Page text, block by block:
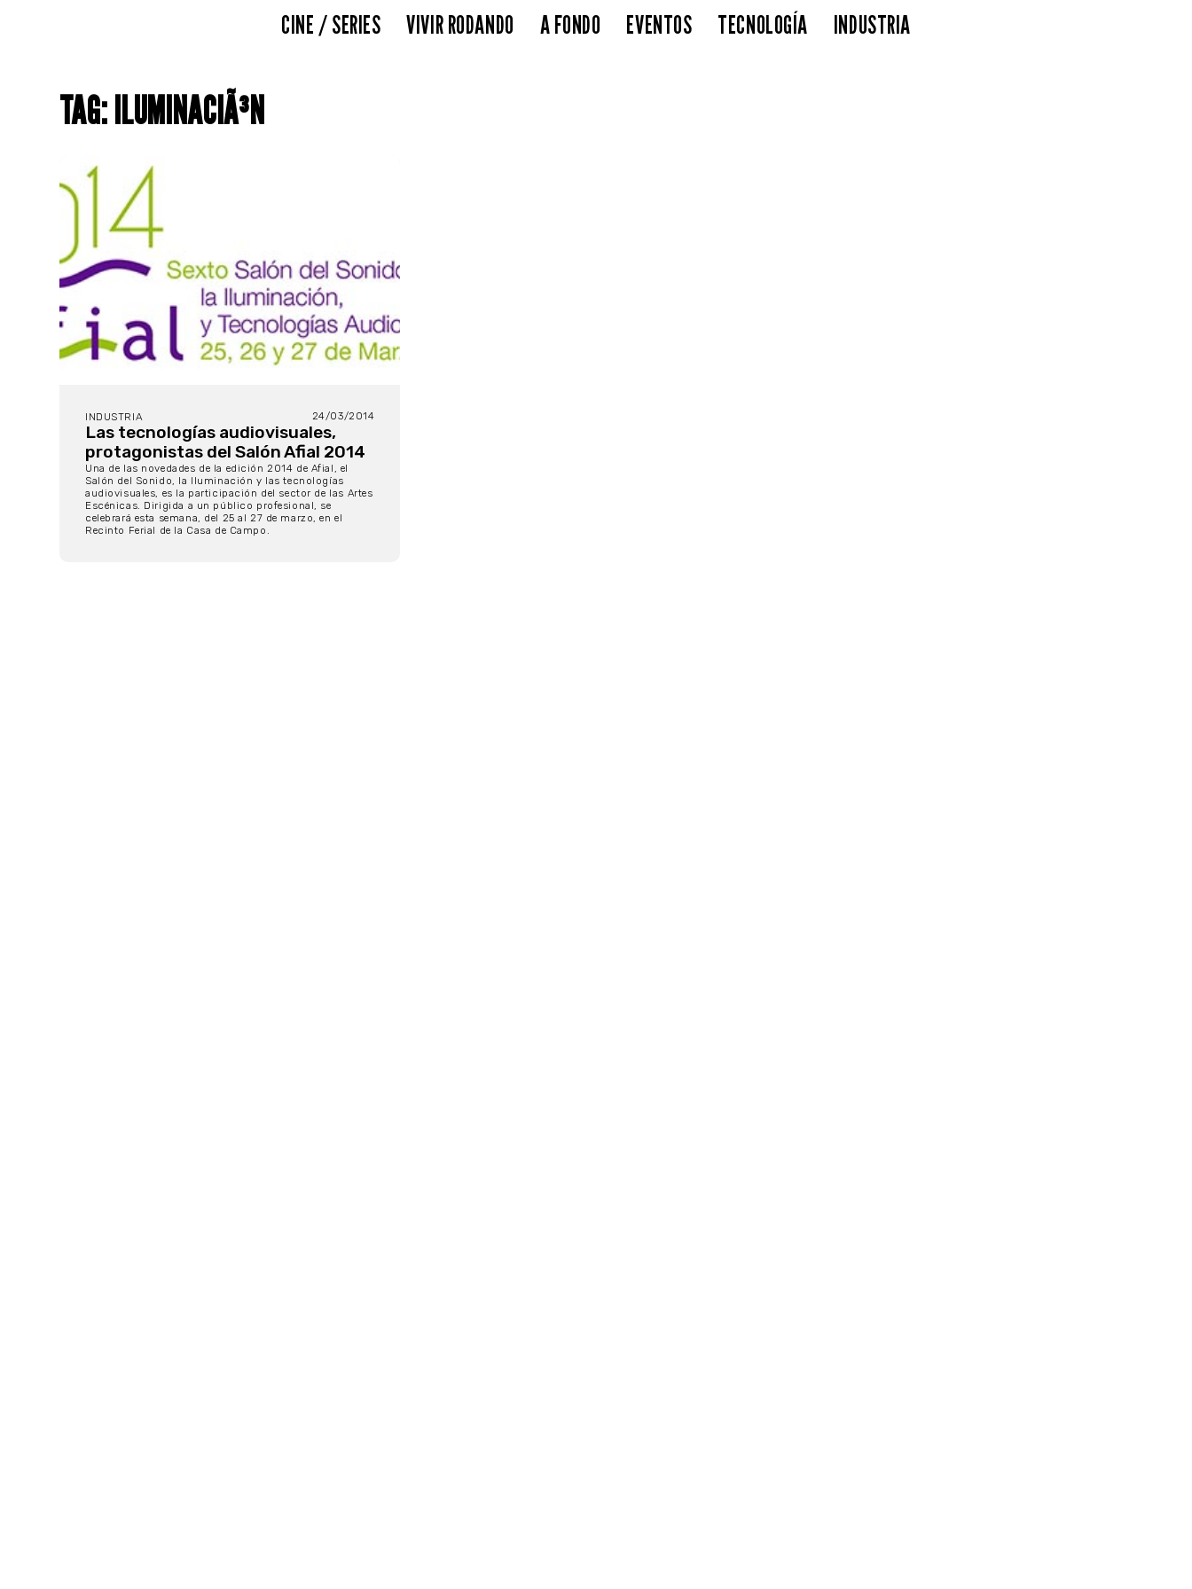
CINE / SERIES VIVIR RODANDO A FONDO EVENTOS TECNOLOGÍA INDUSTRIA
TAG: ILUMINACIÃ³N
INDUSTRIA 24/03/2014
Las tecnologías audiovisuales,
protagonistas del Salón Afial 2014
Una de las novedades de la edición 2014 de Afial, el
Salón del Sonido, la Iluminación y las tecnologías
audiovisuales, es la participación del sector de las Artes
Escénicas. Dirigida a un público profesional, se
celebrará esta semana, del 25 al 27 de marzo, en el
Recinto Ferial de la Casa de Campo.